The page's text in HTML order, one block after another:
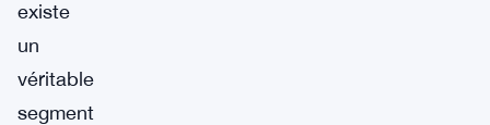
existe
un
véritable
segment